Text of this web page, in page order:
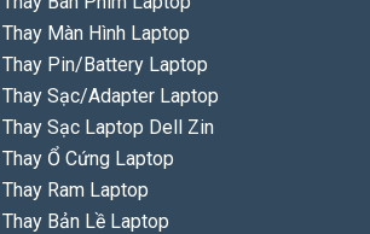
Thay Màn Hình Laptop
Thay Pin/Battery Laptop
Thay Sạc/Adapter Laptop
Thay Sạc Laptop Dell Zin
Thay Ổ Cứng Laptop
Thay Ram Laptop
Thay Bản Lề Laptop
Fan-Quạt Tản Nhiệt Cpu
GIÁ BÁN QUẠT(Chưa tính các bộ phận còn
Sản phẩm:Linh kiện chính hãng.
Bảo hành: 6 tháng.
Freelắp đặt.
– Sử dụng cho model laptop Samsung